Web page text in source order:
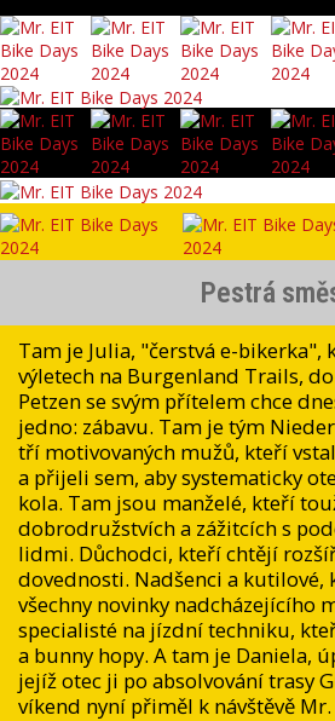
Pestrá
Tam je Julia, "čerstvá e-bikerka",
výletech na Burgenland Trails,
Petzen se svým přítelem chce
jedno: zábavu. Tam je tým
tří motivovaných mužů, kteří
a přijeli sem, aby systematicky
kola. Tam jsou manželé, kteří
dobrodružstvích a zážitcích s
lidmi. Důchodci, kteří chtějí
dovednosti. Nadšenci a kutilové,
všechny novinky nadcházejícího
specialisté na jízdní techniku,
a bunny hopy. A tam je Daniela,
jejíž otec ji po absolvování trasy
víkend nyní přiměl k návštěvě Mr.